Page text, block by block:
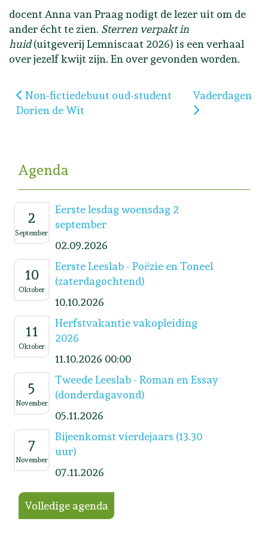
docent Anna van Praag nodigt de lezer uit om de
ander écht te zien. Sterren verpakt in
huid(uitgeverij Lemniscaat 2026) is een verhaal
over jezelf kwijt zijn. En over gevonden worden.
Vorig artikel: Non-fictiedebuut oud-student
Non-fictiedebuut oud-student
Dorien de Wit
Volgende
Vaderdagen
Agenda
2
September
Eerste lesdag woensdag 2
september
02.09.2026
10
Oktober
Eerste Leeslab - Poëzie en Toneel
(zaterdagochtend)
10.10.2026
11
Oktober
Herfstvakantie vakopleiding
2026
11.10.2026 00:00
5
November
Tweede Leeslab - Roman en Essay
(donderdagavond)
05.11.2026
7
November
Bijeenkomst vierdejaars (13.30
uur)
07.11.2026
Volledige agenda